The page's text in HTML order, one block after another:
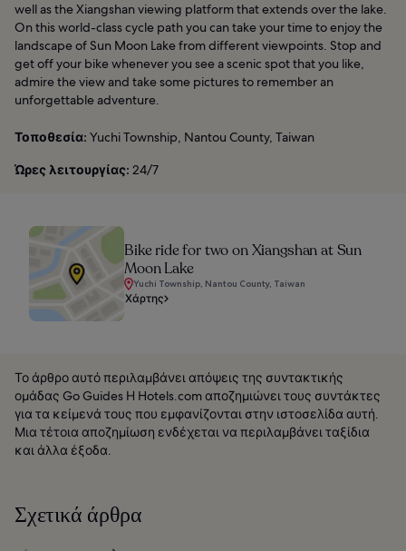
well as the Xiangshan viewing platform that extends over the lake.
On this world-class cycle path you can take your time to enjoy the
landscape of Sun Moon Lake from different viewpoints. Stop and
get off your bike whenever you see a scenic spot that you like,
admire the view and take some pictures to remember an
unforgettable adventure.
Τοποθεσία: Yuchi Township, Nantou County, Taiwan
Ώρες λειτουργίας: 24/7
Bike ride for two on Xiangshan at Sun
Moon Lake
Yuchi Township, Nantou County, Taiwan
Χάρτης
Το άρθρο αυτό περιλαμβάνει απόψεις της συντακτικής
ομάδας Go Guides Η Hotels.com αποζημιώνει τους συντάκτες
για τα κείμενά τους που εμφανίζονται στην ιστοσελίδα αυτή.
Μια τέτοια αποζημίωση ενδέχεται να περιλαμβάνει ταξίδια
και άλλα έξοδα.
Σχετικά άρθρα